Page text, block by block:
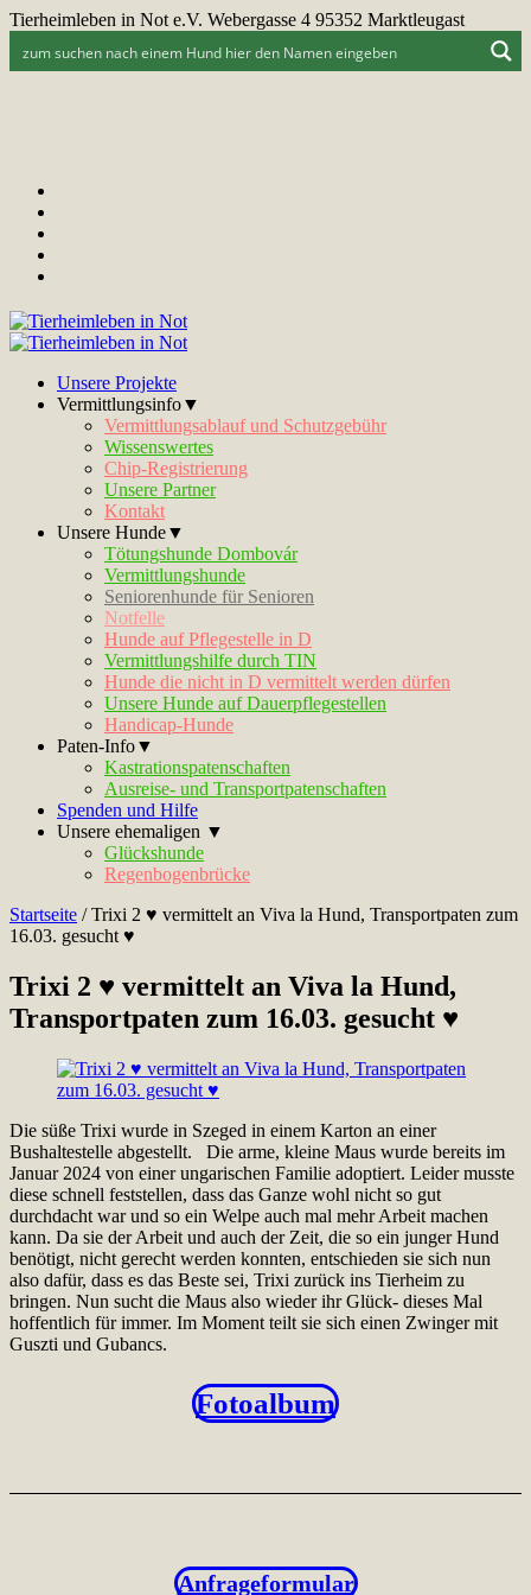
Tierheimleben in Not e.V. Webergasse 4 95352 Marktleugast
Unsere Projekte
Vermittlungsinfo▼
Vermittlungsablauf und Schutzgebühr
Wissenswertes
Chip-Registrierung
Unsere Partner
Kontakt
Unsere Hunde▼
Tötungshunde Dombovár
Vermittlungshunde
Seniorenhunde für Senioren
Notfelle
Hunde auf Pflegestelle in D
Vermittlungshilfe durch TIN
Hunde die nicht in D vermittelt werden dürfen
Unsere Hunde auf Dauerpflegestellen
Handicap-Hunde
Paten-Info▼
Kastrationspatenschaften
Ausreise- und Transportpatenschaften
Spenden und Hilfe
Unsere ehemaligen ▼
Glückshunde
Regenbogenbrücke
Startseite /Trixi 2 ♥ vermittelt an Viva la Hund, Transportpaten zum
16.03. gesucht ♥
Trixi 2 ♥ vermittelt an Viva la Hund,
Transportpaten zum 16.03. gesucht ♥
Die süße Trixi wurde in Szeged in einem Karton an einer
Bushaltestelle abgestellt. Die arme, kleine Maus wurde bereits im
Januar 2024 von einer ungarischen Familie adoptiert. Leider musste
diese schnell feststellen, dass das Ganze wohl nicht so gut
durchdacht war und so ein Welpe auch mal mehr Arbeit machen
kann. Da sie der Arbeit und auch der Zeit, die so ein junger Hund
benötigt, nicht gerecht werden konnten, entschieden sie sich nun
also dafür, dass es das Beste sei, Trixi zurück ins Tierheim zu
bringen. Nun sucht die Maus also wieder ihr Glück- dieses Mal
hoffentlich für immer. Im Moment teilt sie sich einen Zwinger mit
Guszti und Gubancs.
Fotoalbum
Anfrageformular